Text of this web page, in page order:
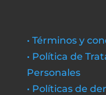
• Términos y
• Política de
Personales
• Políticas de